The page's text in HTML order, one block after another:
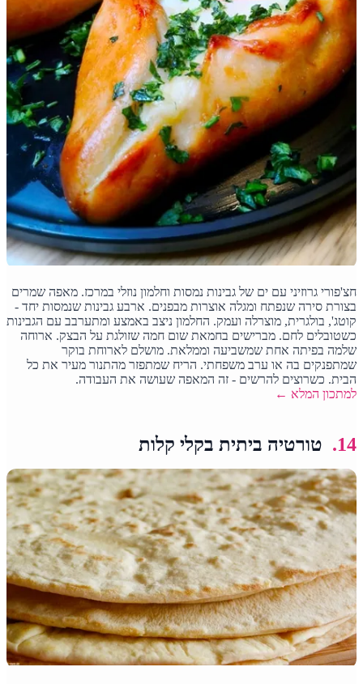
חצ'פורי גרוזיני עם ים של גבינות נמסות וחלמון נוזלי במרכז. מאפה שמרים
בצורת סירה שנפתח ומגלה אוצרות מבפנים. ארבע גבינות שנמסות יחד -
קוטג', בולגרית, מוצרלה ועמק. החלמון ניצב באמצע ומתערבב עם הגבינות
כשטובלים לחם. מברישים בחמאת שום חמה שזולגת על הבצק. ארוחה
שלמה בפיתה אחת שמשביעה וממלאת. מושלם לארוחת בוקר
שמתפנקים בה או ערב משפחתי. הריח שמתפזר מהתנור מעיר את כל
הבית. כשרוצים להרשים - זה המאפה שעושה את העבודה.
למתכון המלא ←
14. טורטיה ביתית בקלי קלות